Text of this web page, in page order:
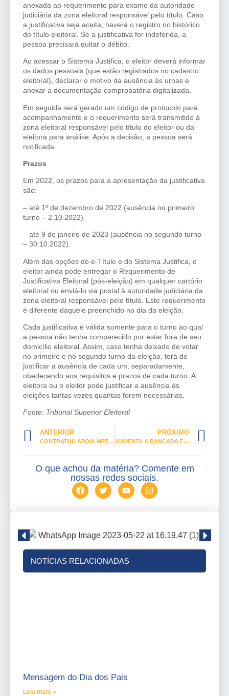
anexada ao requerimento para exame da autoridade
judiciária da zona eleitoral responsável pelo título. Caso
a justificativa seja aceita, haverá o registro no histórico
do título eleitoral. Se a justificativa for indeferida, a
pessoa precisará quitar o débito.
Ao acessar o Sistema Justifica, o eleitor deverá informar
os dados pessoais (que estão registrados no cadastro
eleitoral), declarar o motivo da ausência às urnas e
anexar a documentação comprobatória digitalizada.
Em seguida será gerado um código de protocolo para
acompanhamento e o requerimento será transmitido à
zona eleitoral responsável pelo título do eleitor ou da
eleitora para análise. Após a decisão, a pessoa será
notificada.
Prazos
Em 2022, os prazos para a apresentação da justificativa
são:
– até 1º de dezembro de 2022 (ausência no primeiro
turno – 2.10.2022)
– até 9 de janeiro de 2023 (ausência no segundo turno
– 30.10.2022).
Além das opções do e-Título e do Sistema Justifica, o
eleitor ainda pode entregar o Requerimento de
Justificativa Eleitoral (pós-eleição) em qualquer cartório
eleitoral ou enviá-lo via postal à autoridade judiciária da
zona eleitoral responsável pelo título. Este requerimento
é diferente daquele preenchido no dia da eleição.
Cada justificativa é válida somente para o turno ao qual
a pessoa não tenha comparecido por estar fora de seu
domicílio eleitoral. Assim, caso tenha deixado de votar
no primeiro e no segundo turno da eleição, terá de
justificar a ausência de cada um, separadamente,
obedecendo aos requisitos e prazos de cada turno. A
eleitora ou o eleitor pode justificar a ausência às
eleições tantas vezes quantas forem necessárias.
Fonte: Tribunal Superior Eleitoral
ANTERIOR
CONTRATUH APOIA MPT NA DEFESA DO TRABALHADOR
PRÓXIMO
AUMENTA A BANCADA FEMININA NA CÂMARA FEDERAL
O que achou da matéria? Comente em
nossas redes sociais.
NOTÍCIAS RELACIONADAS
Mensagem do Dia dos Pais
Leia mais »